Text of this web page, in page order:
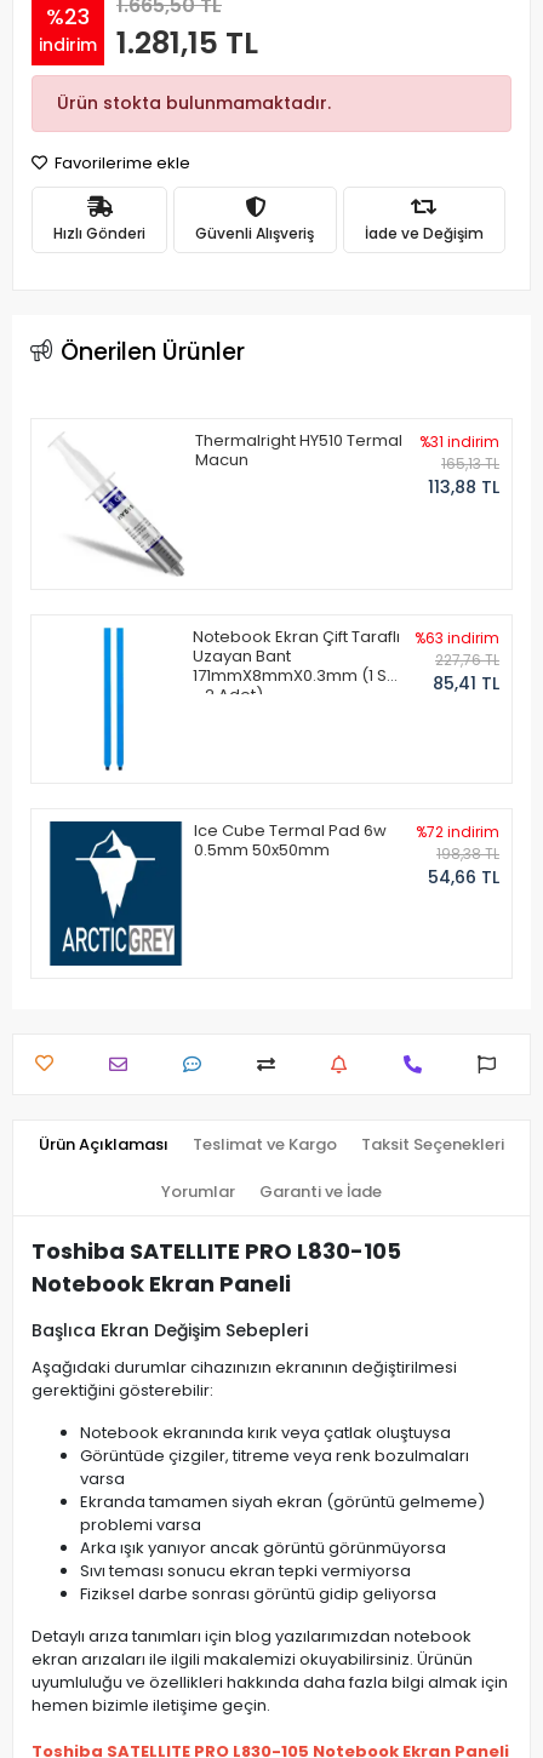
%23
indirim 1.281,15 TL
Ürün stokta bulunmamaktadır.
Favorilerime ekle
Hızlı Gönderi Güvenli Alışveriş İade ve Değişim
Önerilen Ürünler
Thermalright HY510 Termal
Macun
%31 indirim
165,13 TL
113,88 TL
Notebook Ekran Çift Taraflı
Uzayan Bant
171mmX8mmX0.3mm (1 Set
- 2 Adet)
%63 indirim
227,76 TL
85,41 TL
Ice Cube Termal Pad 6w
0.5mm 50x50mm
%72 indirim
198,38 TL
54,66 TL
Ürün Açıklaması Teslimat ve Kargo Taksit Seçenekleri
Yorumlar Garanti ve İade
Toshiba SATELLITE PRO L830-105
Notebook Ekran Paneli
Başlıca Ekran Değişim Sebepleri
Aşağıdaki durumlar cihazınızın ekranının değiştirilmesi
gerektiğini gösterebilir:
Notebook ekranında kırık veya çatlak oluştuysa
Görüntüde çizgiler, titreme veya renk bozulmaları
varsa
Ekranda tamamen siyah ekran (görüntü gelmeme)
problemi varsa
Arka ışık yanıyor ancak görüntü görünmüyorsa
Sıvı teması sonucu ekran tepki vermiyorsa
Fiziksel darbe sonrası görüntü gidip geliyorsa
Detaylı arıza tanımları için blog yazılarımızdan notebook
ekran arızaları ile ilgili makalemizi okuyabilirsiniz. Ürünün
uyumluluğu ve özellikleri hakkında daha fazla bilgi almak için
hemen bizimle iletişime geçin.
Toshiba SATELLITE PRO L830-105 Notebook Ekran Paneli